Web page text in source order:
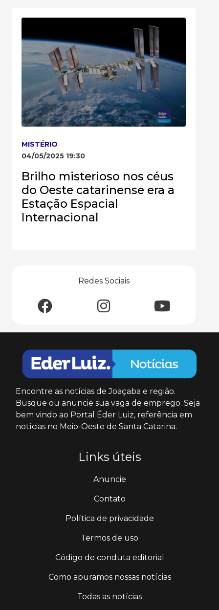
MISTÉRIO
04/05/2025 19:30
Brilho misterioso nos céus
do Oeste catarinense era a
Estação Espacial
Internacional
Redes Sociais
Encontre as notícias de Joaçaba e região.
Busque ou anuncie sua vaga de emprego. Seja
bem vindo ao Portal Éder Luiz, referência em
notícias no Meio-Oeste de Santa Catarina.
Links úteis
Anuncie
Contato
Política de privacidade
Termos de uso
Código de conduta editorial
Como apuramos nossas notícias
Todas as notícias